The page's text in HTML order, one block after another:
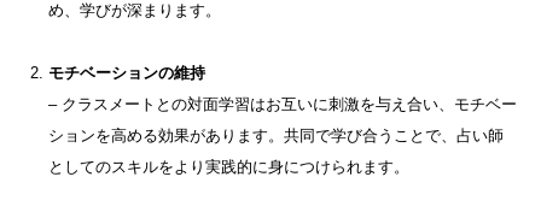
め、学びが深まります。
モチベーションの維持
– クラスメートとの対面学習はお互いに刺激を与え合い、モチベー
ションを高める効果があります。共同で学び合うことで、占い師
としてのスキルをより実践的に身につけられます。